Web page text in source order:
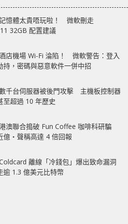
憶體太貴唔玩啦！ 微軟刪走
32GB 配置建議
店機場 Wi-Fi 淪陷！ 微軟警告：登入
持，密碼與惡意軟件一併中招
千台伺服器被後門攻擊 主機板控制器
至超過 10 年歷史
澳聯合搗破 Fun Coffee 咖啡科研騙
‧聲稱高達 4 倍回報
離線「冷錢包」爆出致命漏洞
逾 1.3 億美元比特幣